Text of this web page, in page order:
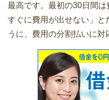
最高です。最初の30日間は
すぐに費用が出せない」と
うに、費用の分割払いに対